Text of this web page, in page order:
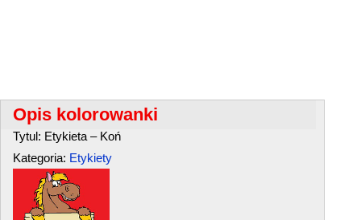
Opis kolorowanki
Tytul: Etykieta – Koń
Kategoria: Etykiety